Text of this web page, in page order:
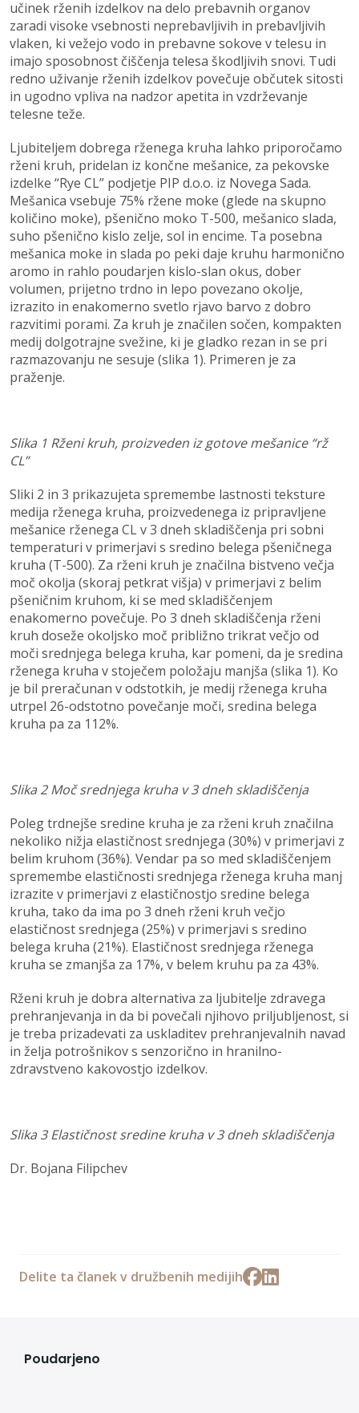
učinek rženih izdelkov na delo prebavnih organov
zaradi visoke vsebnosti neprebavljivih in prebavljivih
vlaken, ki vežejo vodo in prebavne sokove v telesu in
imajo sposobnost čiščenja telesa škodljivih snovi. Tudi
redno uživanje rženih izdelkov povečuje občutek sitosti
in ugodno vpliva na nadzor apetita in vzdrževanje
telesne teže.
Ljubiteljem dobrega rženega kruha lahko priporočamo
rženi kruh, pridelan iz končne mešanice, za pekovske
izdelke “Rye CL” podjetje PIP d.o.o. iz Novega Sada.
Mešanica vsebuje 75% ržene moke (glede na skupno
količino moke), pšenično moko T-500, mešanico slada,
suho pšenično kislo zelje, sol in encime. Ta posebna
mešanica moke in slada po peki daje kruhu harmonično
aromo in rahlo poudarjen kislo-slan okus, dober
volumen, prijetno trdno in lepo povezano okolje,
izrazito in enakomerno svetlo rjavo barvo z dobro
razvitimi porami. Za kruh je značilen sočen, kompakten
medij dolgotrajne svežine, ki je gladko rezan in se pri
razmazovanju ne sesuje (slika 1). Primeren je za
praženje.
Slika 1 Rženi kruh, proizveden iz gotove mešanice “rž
CL”
Sliki 2 in 3 prikazujeta spremembe lastnosti teksture
medija rženega kruha, proizvedenega iz pripravljene
mešanice rženega CL v 3 dneh skladiščenja pri sobni
temperaturi v primerjavi s sredino belega pšeničnega
kruha (T-500). Za rženi kruh je značilna bistveno večja
moč okolja (skoraj petkrat višja) v primerjavi z belim
pšeničnim kruhom, ki se med skladiščenjem
enakomerno povečuje. Po 3 dneh skladiščenja rženi
kruh doseže okoljsko moč približno trikrat večjo od
moči srednjega belega kruha, kar pomeni, da je sredina
rženega kruha v stoječem položaju manjša (slika 1). Ko
je bil preračunan v odstotkih, je medij rženega kruha
utrpel 26-odstotno povečanje moči, sredina belega
kruha pa za 112%.
Slika 2 Moč srednjega kruha v 3 dneh skladiščenja
Poleg trdnejše sredine kruha je za rženi kruh značilna
nekoliko nižja elastičnost srednjega (30%) v primerjavi z
belim kruhom (36%). Vendar pa so med skladiščenjem
spremembe elastičnosti srednjega rženega kruha manj
izrazite v primerjavi z elastičnostjo sredine belega
kruha, tako da ima po 3 dneh rženi kruh večjo
elastičnost srednjega (25%) v primerjavi s sredino
belega kruha (21%). Elastičnost srednjega rženega
kruha se zmanjša za 17%, v belem kruhu pa za 43%.
Rženi kruh je dobra alternativa za ljubitelje zdravega
prehranjevanja in da bi povečali njihovo priljubljenost, si
je treba prizadevati za uskladitev prehranjevalnih navad
in želja potrošnikov s senzorično in hranilno-
zdravstveno kakovostjo izdelkov.
Slika 3 Elastičnost sredine kruha v 3 dneh skladiščenja
Dr. Bojana Filipchev
Delite ta članek v družbenih medijih
Poudarjeno